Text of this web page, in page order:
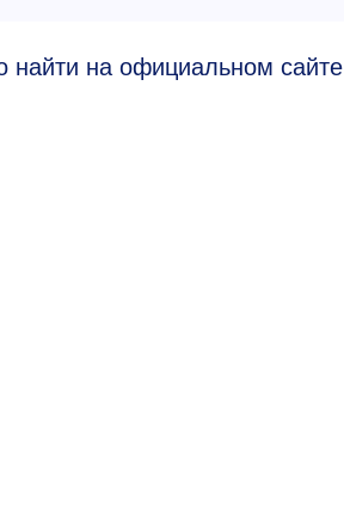
на официальном сайте